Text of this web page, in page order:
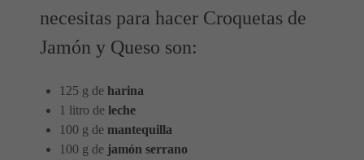
necesitas para hacer Croquetas de
Jamón y Queso son:
125 g de harina
1 litro de leche
100 g de mantequilla
100 g de jamón serrano